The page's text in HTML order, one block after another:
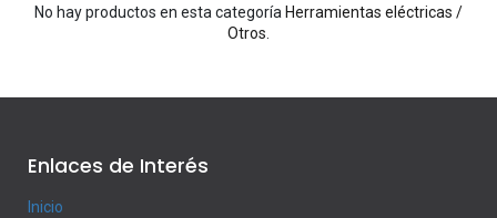
No hay productos en esta categoría Herramientas eléctricas /
Otros
Enlaces de Interés
Inicio